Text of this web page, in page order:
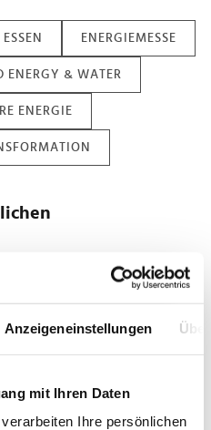
Anzeigeneinstellungen
mit Ihren Daten
verarbeiten Ihre persönlichen
ESSEN ENERGIEMESSE
ENERGY & WATER
ENERGIE